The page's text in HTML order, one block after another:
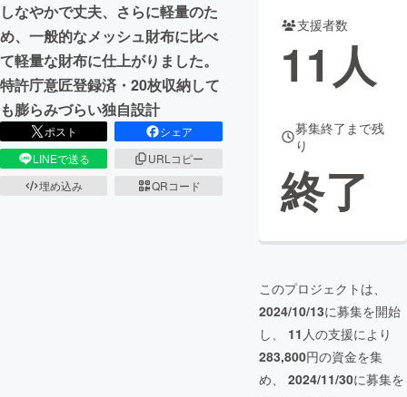
しなやかで丈夫、さらに軽量のた
め、一般的なメッシュ財布に比べ
て軽量な財布に仕上がりました。
特許庁意匠登録済・20枚収納して
も膨らみづらい独自設計
ポスト
シェア
LINEで送る
URLコピー
埋め込み
QRコード
支援者数
11 人
募集終了まで残
り
終了
このプロジェクトは、
2024/10/13に募集を開始
し、 11 人の支援により
283,800円の資金を集
め、 2024/11/30に募集を